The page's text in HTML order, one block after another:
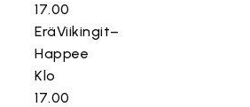
17.00
EräViikingit–
Happee
Klo
17.00